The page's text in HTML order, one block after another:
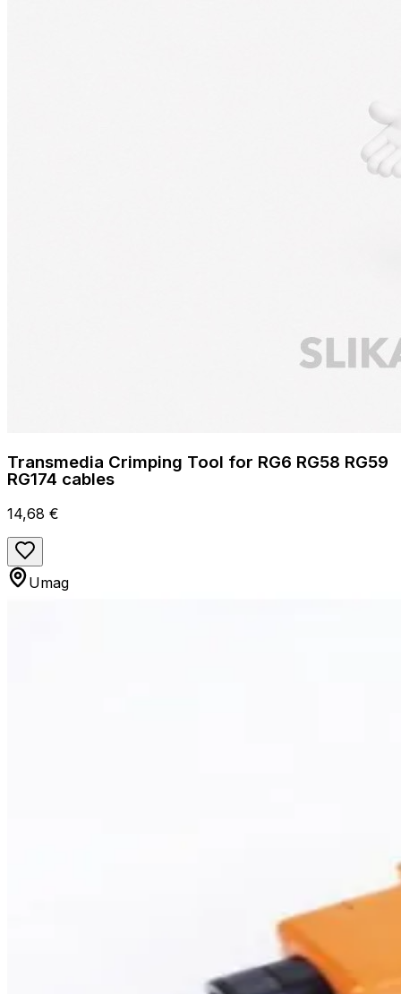
Transmedia Crimping Tool for RG6 RG58 RG59
RG174 cables
14,68 €
Umag